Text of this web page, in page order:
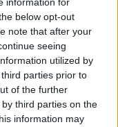
below opt-out
note that after your
seeing
utilized by
parties prior to
of the further
third parties on the
information may
caster y
de Esports
(presenciales
Los
conocidos
son parte de la